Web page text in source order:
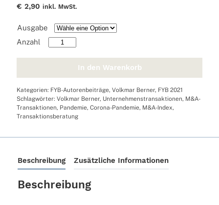
€ 2,90 inkl. MwSt.
Ausgabe
Auswirkungen
Pandemie
die
Transaktionsberatung
Menge
In den Warenkorb
Kategorien: FYB-Autorenbeiträge,Volkmar Berner, FYB 2021
Schlagwörter:Volkmar Berner, Unternehmenstransaktionen, M&A-
Transaktionen, Pandemie,Corona-Pandemie, M&A-Index,
Transaktionsberatung
Beschreibung Zusätzliche Informationen
Beschreibung